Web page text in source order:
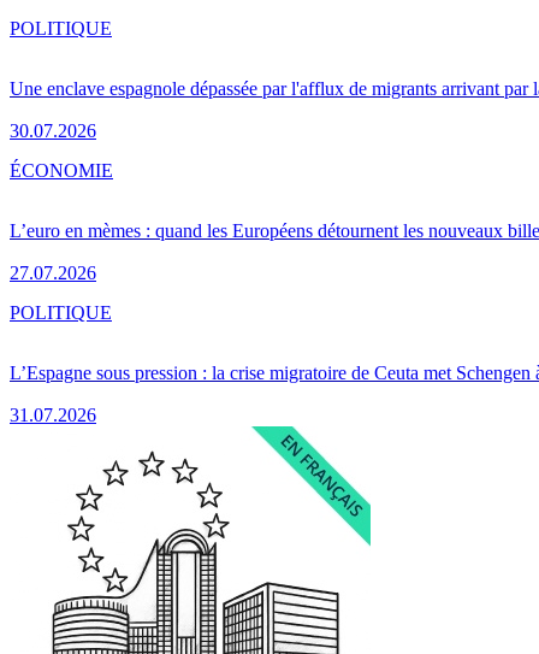
Une enclave espagnole dépassée par l'afflux de migrants arrivant par
30.07.2026
POLITIQUE
L’euro en mèmes : quand les Européens détournent les nouveaux
27.07.2026
ÉCONOMIE
L’Espagne sous pression : la crise migratoire de Ceuta met Schengen
31.07.2026
POLITIQUE